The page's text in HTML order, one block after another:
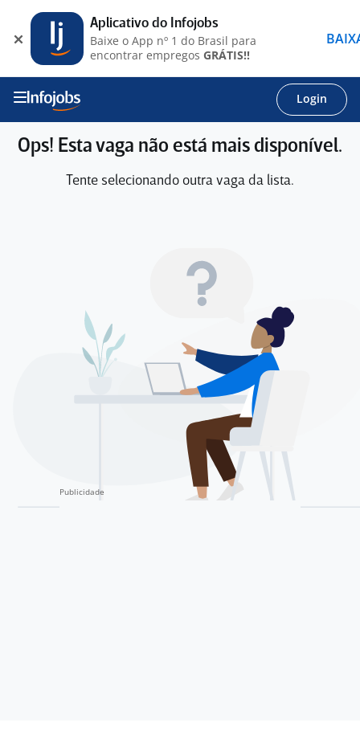
Login
Ops! Esta vaga não está mais disponível.
Tente selecionando outra vaga da lista.
Aplicativo do Infojobs
Baixe o App nº 1 do Brasil para
encontrar empregos GRÁTIS!!